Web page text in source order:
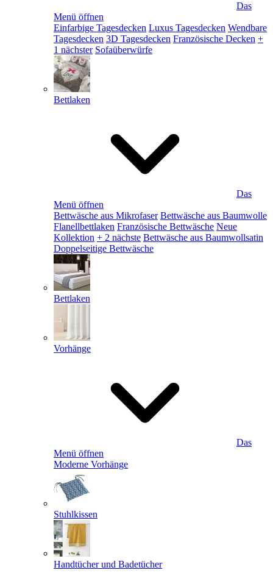
Das
Menü öffnen
Einfarbige Tagesdecken Luxus Tagesdecken Wendbare
Tagesdecken 3D Tagesdecken Französische Decken +
1 nächster Sofaüberwürfe
Bettlaken
Das
Menü öffnen
Bettwäsche aus Mikrofaser Bettwäsche aus Baumwolle
Flanellbettlaken Französische Bettwäsche Neue
Kollektion + 2 nächste Bettwäsche aus Baumwollsatin
Doppelseitige Bettwäsche
Bettlaken
Vorhänge
Das
Menü öffnen
Moderne Vorhänge
Stuhlkissen
Handtücher und Badetücher